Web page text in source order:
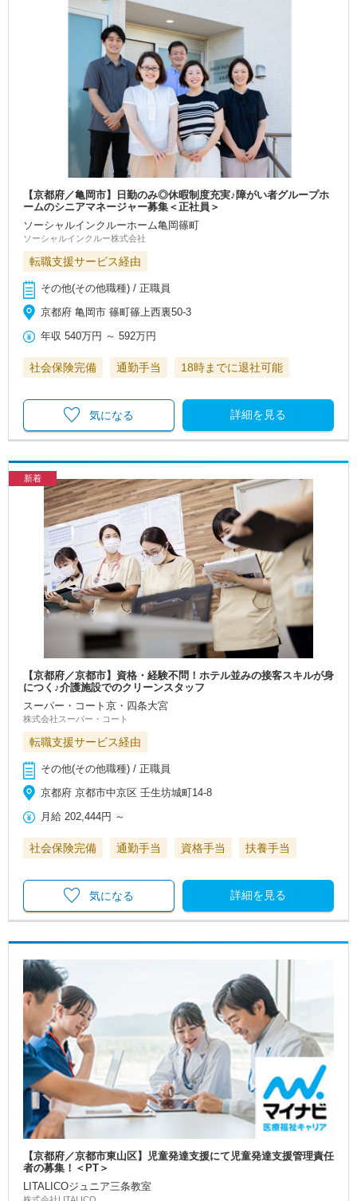
【京都府／亀岡市】日勤のみ◎休暇制度充実♪障がい者グループホ
ームのシニアマネージャー募集＜正社員＞
ソーシャルインクルーホーム亀岡篠町
ソーシャルインクルー株式会社
転職支援サービス経由
その他(その他職種) / 正職員
京都府 亀岡市 篠町篠上西裏50-3
年収 540万円 ～592万円
社会保険完備 通勤手当 18時までに退社可能
詳細を見る
気になる
新着
【京都府／京都市】資格・経験不問！ホテル並みの接客スキルが身
につく♪介護施設でのクリーンスタッフ
スーパー・コート京・四条大宮
株式会社スーパー・コート
転職支援サービス経由
その他(その他職種) / 正職員
京都府 京都市中京区 壬生坊城町14-8
月給 202,444円 ～
社会保険完備 通勤手当 資格手当 扶養手当
詳細を見る
気になる
【京都府／京都市東山区】児童発達支援にて児童発達支援管理責任
者の募集！＜PT＞
LITALICOジュニア三条教室